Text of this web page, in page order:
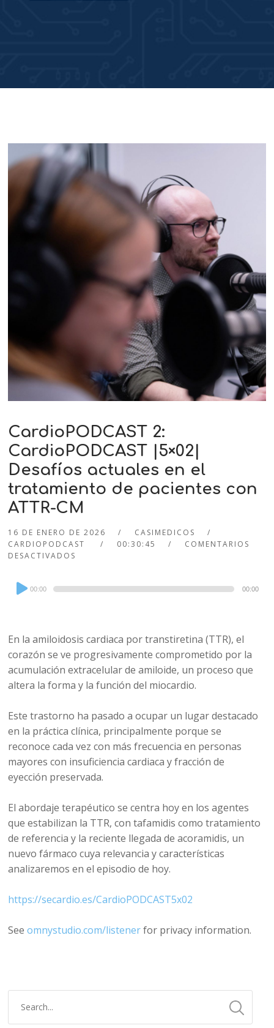
CardioPODCAST 2:
CardioPODCAST |5×02|
Desafíos actuales en el
tratamiento de pacientes con
ATTR-CM
16 DE ENERO DE 2026
CASIMEDICOS
CARDIOPODCAST
00:30:45
COMENTARIOS
DESACTIVADOS
Audio
Player
00:00 00:00
En la amiloidosis cardiaca por transtiretina (TTR), el
corazón se ve progresivamente comprometido por la
acumulación extracelular de amiloide, un proceso que
altera la forma y la función del miocardio.
Este trastorno ha pasado a ocupar un lugar destacado
en la práctica clínica, principalmente porque se
reconoce cada vez con más frecuencia en personas
mayores con insuficiencia cardiaca y fracción de
eyección preservada.
El abordaje terapéutico se centra hoy en los agentes
que estabilizan la TTR, con tafamidis como tratamiento
de referencia y la reciente llegada de acoramidis, un
nuevo fármaco cuya relevancia y características
analizaremos en el episodio de hoy.
https://secardio.es/CardioPODCAST5x02
Seeomnystudio.com/listenerfor privacy information.